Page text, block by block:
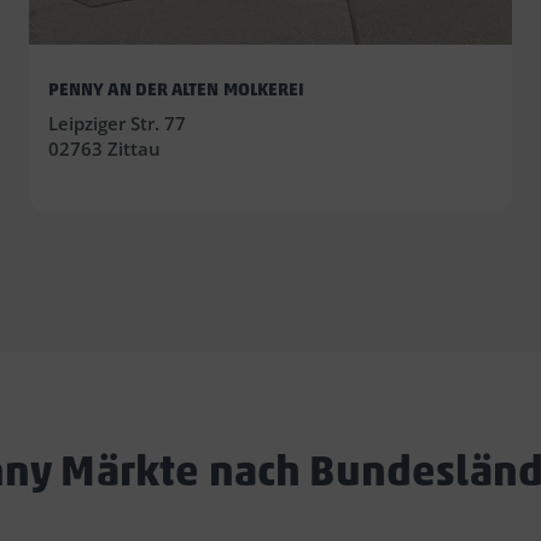
PENNY AN DER ALTEN MOLKEREI
Leipziger Str. 77
02763 Zittau
Märkte nach